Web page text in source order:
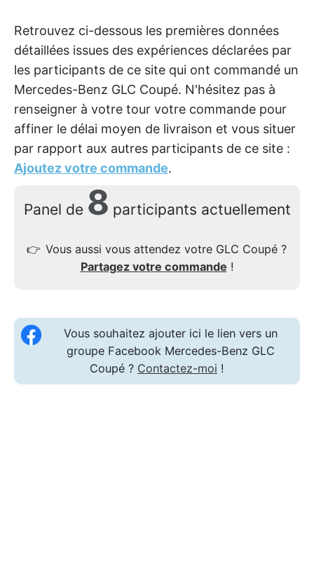
Retrouvez ci-dessous les premières données
détaillées issues des expériences déclarées par
les participants de ce site qui ont commandé un
Mercedes-Benz GLC Coupé. N'hésitez pas à
renseigner à votre tour votre commande pour
affiner le délai moyen de livraison et vous situer
par rapport aux autres participants de ce site :
Ajoutez votre commande.
Panel de 8 participants actuellement
👉 Vous aussi vous attendez votre GLC Coupé ?
Partagez votre commande !
Vous souhaitez ajouter ici le lien vers un
groupe Facebook Mercedes-Benz GLC
Coupé ? Contactez-moi !